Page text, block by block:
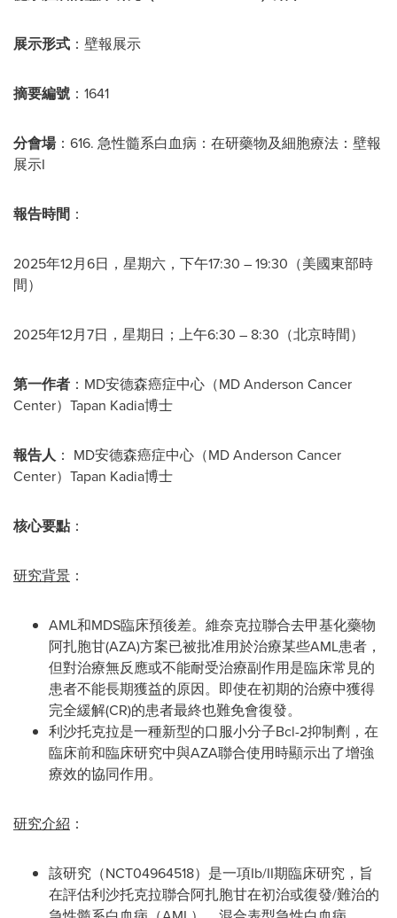
展示形式 ：壁報展示
摘要編號 ：1641
分會場：616. 急性髓系白血病：在研藥物及細胞療法：壁報
展示I
報告時間 ：
2025年12月6日，星期六，下午17:30 – 19:30（美國東部時
間）
2025年12月7日，星期日；上午6:30 – 8:30（北京時間）
第一作者 ：MD安德森癌症中心（MD Anderson Cancer
Center）Tapan Kadia博士
報告人： MD安德森癌症中心（MD Anderson Cancer
Center）Tapan Kadia博士
核心要點 ：
研究背景 ：
AML和MDS臨床預後差。維奈克拉聯合去甲基化藥物
阿扎胞甘(AZA)方案已被批准用於治療某些AML患者，
但對治療無反應或不能耐受治療副作用是臨床常見的
患者不能長期獲益的原因。即使在初期的治療中獲得
完全緩解(CR)的患者最終也難免會復發。
利沙托克拉是一種新型的口服小分子Bcl-2抑制劑，在
臨床前和臨床研究中與AZA聯合使用時顯示出了增強
療效的協同作用。
研究介紹 ：
該研究（NCT04964518）是一項Ib/II期臨床研究，旨
在評估利沙托克拉聯合阿扎胞甘在初治或復發/難治的